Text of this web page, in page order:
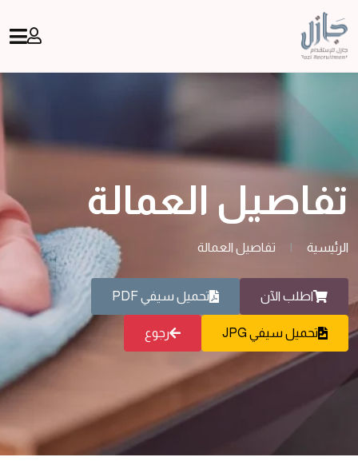
تفاصيل العمالة
الرئيسية | تفاصيل العمالة
اطلب الآن تحميل سيفي PDF
تحميل سيفي JPG رجوع